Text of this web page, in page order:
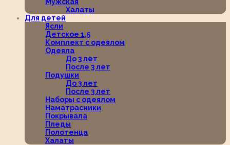
Халаты
Для детей
Ясли
Детское 1,5
Комплект с одеялом
Одеяла
До 3 лет
После 3 лет
Подушки
До 3 лет
После 3 лет
Наборы с одеялом
Наматрасники
Покрывала
Пледы
Полотенца
Халаты